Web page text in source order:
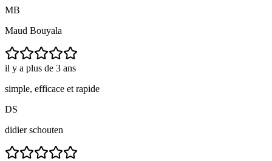
MB
Maud Bouyala
il y a plus de 3 ans
simple, efficace et rapide
DS
didier schouten